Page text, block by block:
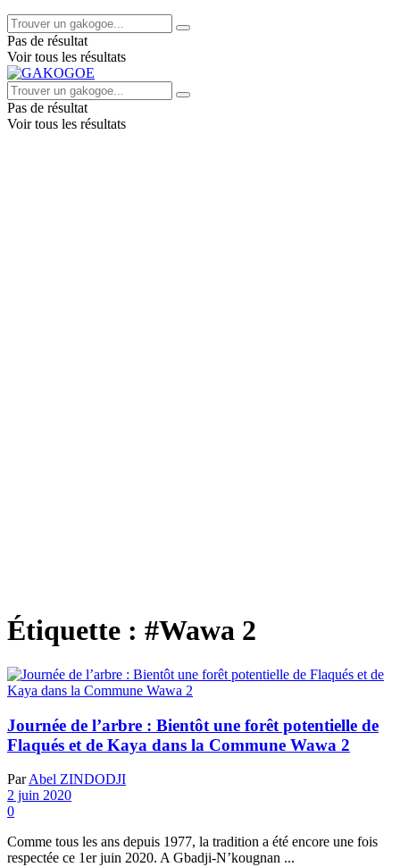
Pas de résultat
Voir tous les résultats
Pas de résultat
Voir tous les résultats
Étiquette : #Wawa 2
Journée de l’arbre : Bientôt une forêt potentielle de
Flaqués et de Kaya dans la Commune Wawa 2
Par Abel ZINDODJI
2 juin 2020
0
Comme tous les ans depuis 1977, la tradition a été encore une fois
respectée ce 1er juin 2020. A Gbadji-N’kougnan ...